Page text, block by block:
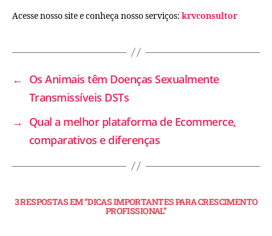
Acesse nosso site e conheça nosso serviços: krvconsultor
← Os Animais têm Doenças Sexualmente
Transmissíveis DSTs
→ Qual a melhor plataforma de Ecommerce,
comparativos e diferenças
3 RESPOSTAS EM “DICAS IMPORTANTES PARA CRESCIMENTO
PROFISSIONAL”